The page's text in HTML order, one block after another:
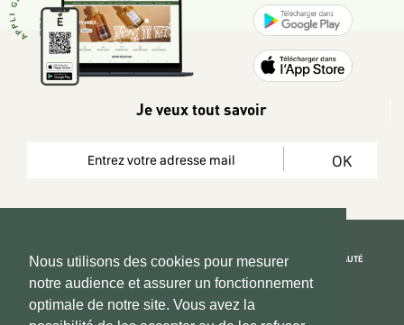
Nous utilisons des cookies pour mesurer
notre audience et assurer un fonctionnement
optimale de notre site. Vous avez la
Je veux tout savoir
OK
Copyright 2026 © www.hadeen-place.fr
REJOIGNEZ LA COMMUNAUTÉ